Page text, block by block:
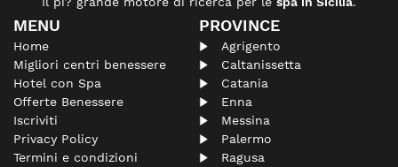
MENU
Home
Migliori centri benessere
Hotel con Spa
Offerte Benessere
Iscriviti
Privacy Policy
Termini e condizioni
PROVINCE
Agrigento
Caltanissetta
Catania
Enna
Messina
Palermo
Ragusa